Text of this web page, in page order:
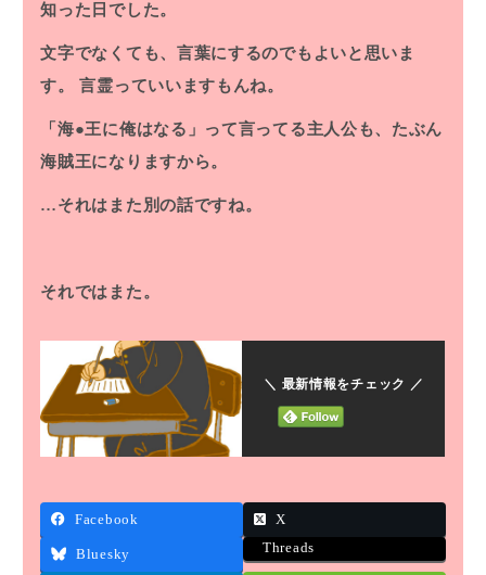
知った日でした。
文字でなくても、言葉にするのでもよいと思いま
す。
言霊っていいますもんね。
「海●王に俺はなる」って言ってる主人公も、たぶん
海賊王になりますから。
…それはまた別の話ですね。
それではまた。
＼ 最新情報をチェック ／
Facebook X
Bluesky Threads